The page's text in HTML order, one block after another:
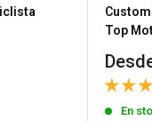
de envío de
productos
Top
de
venta
En